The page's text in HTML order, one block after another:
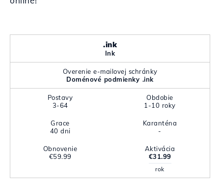
.ink
Ink
Overenie e-mailovej schránky
Doménové podmienky .ink
Postavy
3-64
Obdobie
1-10 roky
Grace
40 dni
Karanténa
-
Obnovenie
€59.99
Aktivácia
€31.99
rok